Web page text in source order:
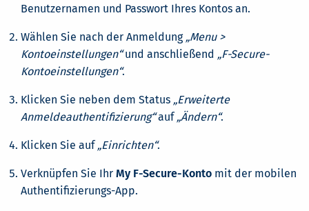
Benutzernamen und Passwort Ihres Kontos an.
Wählen Sie nach der Anmeldung „Menu >
Kontoeinstellungen“und anschließend „F-Secure-
Kontoeinstellungen“.
Klicken Sie neben dem Status „Erweiterte
Anmeldeauthentifizierung“auf„Ändern“.
Klicken Sie auf„Einrichten“.
Verknüpfen Sie Ihr My F-Secure-Konto mit der mobilen
Authentifizierungs-App.